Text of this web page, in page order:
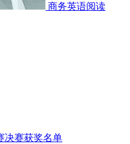
商务英语阅读
决赛获奖名单